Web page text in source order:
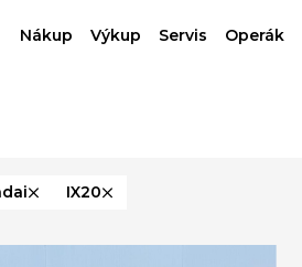
Nákup Výkup Servis Operák
IX20